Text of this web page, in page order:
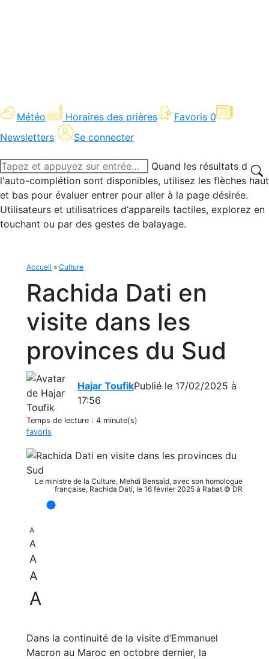
Météo Horaires des prières Favoris 0
Newsletters
Se connecter
Recherche
:
Quand les résultats de
l'auto-complétion sont disponibles, utilisez les flèches haut
et bas pour évaluer entrer pour aller à la page désirée.
Utilisateurs et utilisatrices d‘appareils tactiles, explorez en
touchant ou par des gestes de balayage.
Accueil » Culture
Rachida Dati en
visite dans les
provinces du Sud
Hajar ToufikPublié le 17/02/2025 à
17:56
Temps de lecture : 4 minute(s)
favoris
Le ministre de la Culture, Mehdi Bensaïd, avec son homologue
française, Rachida Dati, le 16 février 2025 à Rabat © DR
A
A
A
A
A
Dans la continuité de la visite d’Emmanuel
Macron au Maroc en octobre dernier, la